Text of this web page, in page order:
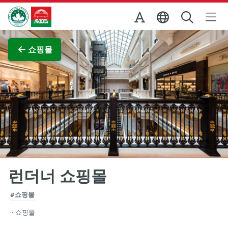
Skip to Main Content
마카오정부관광청
쇼핑몰
전체 이미지 보기
런더너 쇼핑몰
#쇼핑몰
쇼핑몰